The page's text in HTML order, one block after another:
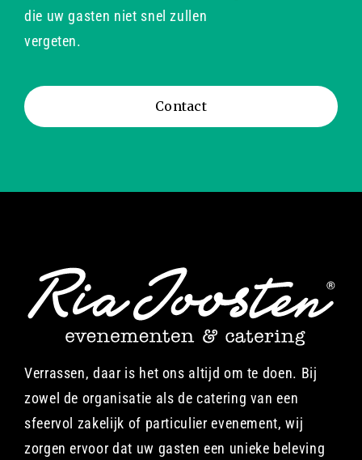
die uw gasten niet snel zullen
vergeten.
Contact
Verrassen, daar is het ons altijd om te doen. Bij
zowel de organisatie als de catering van een
sfeervol zakelijk of particulier evenement, wij
zorgen ervoor dat uw gasten een unieke beleving